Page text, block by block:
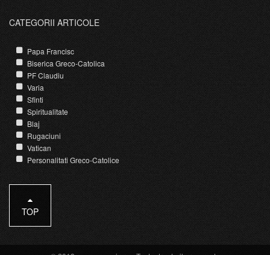
CATEGORII ARTICOLE
Papa Francisc
Biserica Greco-Catolica
PF Claudiu
Varia
Sfinti
Spiritualitate
Blaj
Rugaciuni
Vatican
Personalitati Greco-Catolice
TOP